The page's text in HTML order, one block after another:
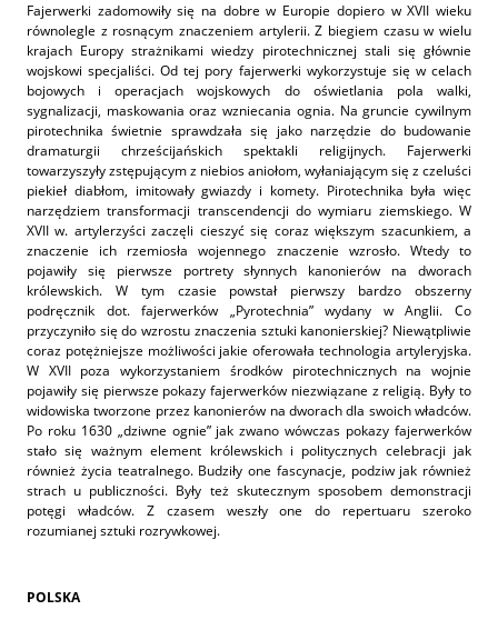
Fajerwerki zadomowiły się na dobre w Europie dopiero w XVII wieku
równolegle z rosnącym znaczeniem artylerii. Z biegiem czasu w wielu
krajach Europy strażnikami wiedzy pirotechnicznej stali się głównie
wojskowi specjaliści. Od tej pory fajerwerki wykorzystuje się w celach
bojowych i operacjach wojskowych do oświetlania pola walki,
sygnalizacji, maskowania oraz wzniecania ognia. Na gruncie cywilnym
pirotechnika świetnie sprawdzała się jako narzędzie do budowanie
dramaturgii chrześcijańskich spektakli religijnych. Fajerwerki
towarzyszyły zstępującym z niebios aniołom, wyłaniającym się z czeluści
piekieł diabłom, imitowały gwiazdy i komety. Pirotechnika była więc
narzędziem transformacji transcendencji do wymiaru ziemskiego. W
XVII w. artylerzyści zaczęli cieszyć się coraz większym szacunkiem, a
znaczenie ich rzemiosła wojennego znaczenie wzrosło. Wtedy to
pojawiły się pierwsze portrety słynnych kanonierów na dworach
królewskich. W tym czasie powstał pierwszy bardzo obszerny
podręcznik dot. fajerwerków „Pyrotechnia” wydany w Anglii. Co
przyczyniło się do wzrostu znaczenia sztuki kanonierskiej? Niewątpliwie
coraz potężniejsze możliwości jakie oferowała technologia artyleryjska.
W XVII poza wykorzystaniem środków pirotechnicznych na wojnie
pojawiły się pierwsze pokazy fajerwerków niezwiązane z religią. Były to
widowiska tworzone przez kanonierów na dworach dla swoich władców.
Po roku 1630 „dziwne ognie” jak zwano wówczas pokazy fajerwerków
stało się ważnym element królewskich i politycznych celebracji jak
również życia teatralnego. Budziły one fascynacje, podziw jak również
strach u publiczności. Były też skutecznym sposobem demonstracji
potęgi władców. Z czasem weszły one do repertuaru szeroko
rozumianej sztuki rozrywkowej.
POLSKA